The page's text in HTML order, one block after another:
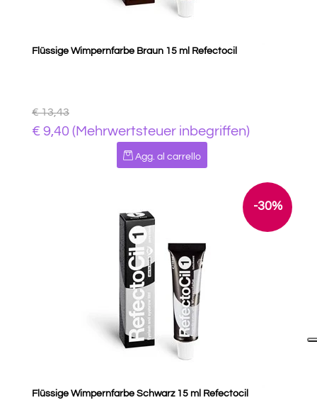
Flüssige Wimpernfarbe Braun 15 ml Refectocil
€ 13,43
€ 9,40 (Mehrwertsteuer inbegriffen)
Quantità
Agg. al carrello
-30%
Flüssige Wimpernfarbe Schwarz 15 ml Refectocil